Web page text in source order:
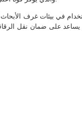
في بيئات غرف
يساعد على ضمان نقل